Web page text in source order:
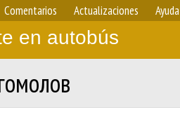
Comentarios Actualizaciones Ayuda
en autobús